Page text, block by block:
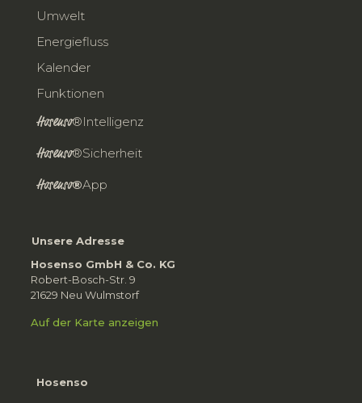
Umwelt
Energiefluss
Kalender
Funktionen
Hosenso®Intelligenz
Hosenso®Sicherheit
Hosenso®App
Unsere Adresse
Hosenso GmbH & Co. KG
Robert-Bosch-Str. 9
21629 Neu Wulmstorf
Auf der Karte anzeigen
Hosenso